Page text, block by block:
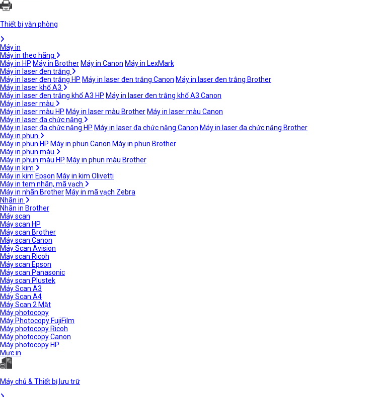
Thiết bị văn phòng
Máy in
Máy in theo hãng
Máy in HP Máy in Brother Máy in Canon Máy in LexMark
Máy in laser đen trắng
Máy in laser đen trắng HP Máy in laser đen trắng Canon Máy in laser đen trắng Brother
Máy in laser khổ A3
Máy in laser đen trắng khổ A3 HP Máy in laser đen trắng khổ A3 Canon
Máy in laser màu
Máy in laser màu HP Máy in laser màu Brother Máy in laser màu Canon
Máy in laser đa chức năng
Máy in laser đa chức năng HP Máy in laser đa chức năng Canon Máy in laser đa chức năng Brother
Máy in phun
Máy in phun HP Máy in phun Canon Máy in phun Brother
Máy in phun màu
Máy in phun màu HP Máy in phun màu Brother
Máy in kim
Máy in kim Epson Máy in kim Olivetti
Máy in tem nhãn, mã vạch
Máy in nhãn Brother Máy in mã vạch Zebra
Nhãn in
Nhãn in Brother
Máy scan
Máy scan HP
Máy scan Brother
Máy scan Canon
Máy Scan Avision
Máy scan Ricoh
Máy scan Epson
Máy scan Panasonic
Máy scan Plustek
Máy Scan A3
Máy Scan A4
Máy Scan 2 Mặt
Máy photocopy
Máy Photocopy FujiFilm
Máy photocopy Ricoh
Máy photocopy Canon
Máy photocopy HP
Mực in
Máy chủ & Thiết bị lưu trữ